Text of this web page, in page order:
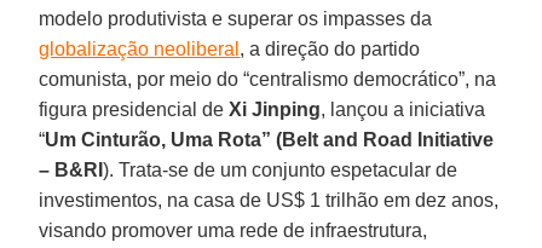
modelo produtivista e superar os impasses da
globalização neoliberal , a direção do partido
comunista, por meio do “centralismo democrático”, na
figura presidencial deXi Jinping, lançou a iniciativa
“Um Cinturão, Uma Rota” (Belt and Road Initiative
– B&RI). Trata-se de um conjunto espetacular de
investimentos, na casa de US$ 1 trilhão em dez anos,
visando promover uma rede de infraestrutura,